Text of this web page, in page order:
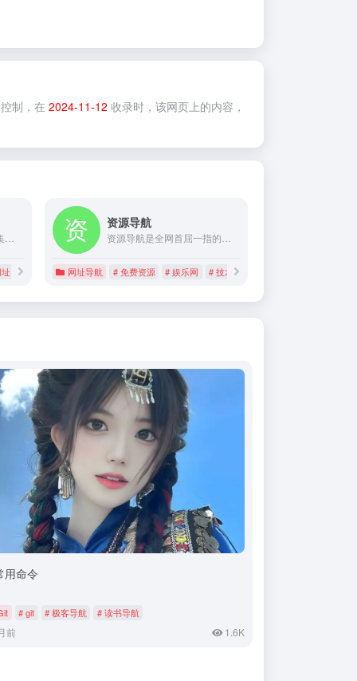
制，在 2024-11-12 收录时，该网页上的内容，
导肮
资源导航
网址导航 # 免费资源 # 娱乐网 # 技术导航
用命令
# git # 极客导航 # 读书导航
前 1.6K